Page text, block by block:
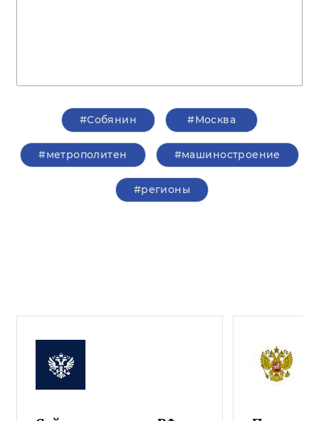
#Собянин #Москва
#метрополитен #машиностроение
#регионы